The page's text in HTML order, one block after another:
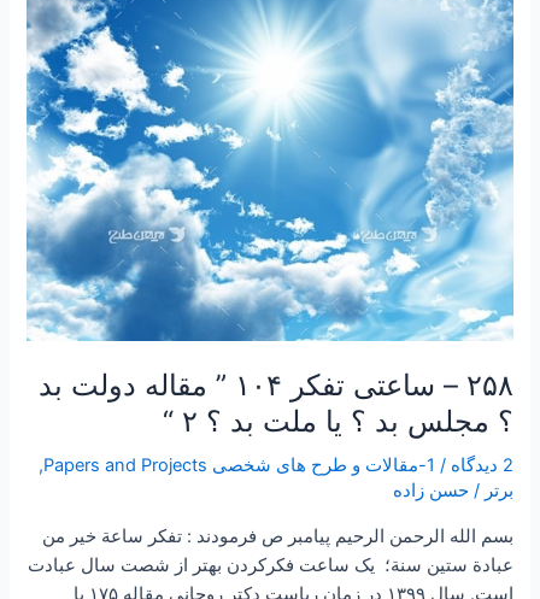
۲۵۸ – ساعتی تفکر ۱۰۴ ” مقاله دولت بد
؟ مجلس بد ؟ یا ملت بد ؟ ۲ “
2 دیدگاه / 1-مقالات و طرح های شخصی Papers and Projects
,
برتر /حسن زاده
بسم الله الرحمن الرحیم پیامبر ص فرمودند : تفكر ساعة خير من
عبادة ستين سنة؛ یک ساعت فکرکردن بهتر از شصت سال عبادت
است. سال ۱۳۹۹ در زمان ریاست دکتر روحانی مقاله ۱۷۵ با
”
مقاله
دولت
بد
؟
مجلس
بد
؟
“